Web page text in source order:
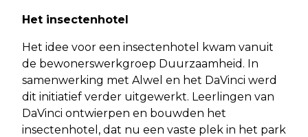
Het insectenhotel
Het idee voor een insectenhotel kwam vanuit
de bewonerswerkgroep Duurzaamheid. In
samenwerking met Alwel en het DaVinci werd
dit initiatief verder uitgewerkt. Leerlingen van
DaVinci ontwierpen en bouwden het
insectenhotel, dat nu een vaste plek in het park